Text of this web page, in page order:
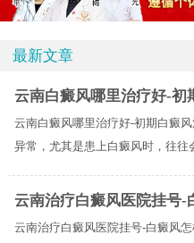
最新文章
云南白癜风哪里治疗好-初
云南白癜风哪里治疗好-初期白癜
异常，尤其是患上白癜风时，往往
云南治疗白癜风医院挂号-
云南治疗白癜风医院挂号-白癜风